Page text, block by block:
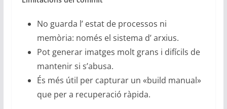
No guarda l’ estat de processos ni
memòria: només el sistema d’ arxius.
Pot generar imatges molt grans i difícils de
mantenir si s’abusa.
És més útil per capturar un «build manual»
que per a recuperació ràpida.